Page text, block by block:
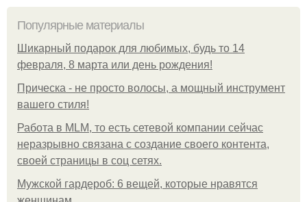
Популярные материалы
Шикарный подарок для любимых, будь то 14
февраля, 8 марта или день рождения!
Прическа - не просто волосы, а мощный инструмент
вашего стиля!
Работа в MLM, то есть сетевой компании сейчас
неразрывно связана с создание своего контента,
своей страницы в соц сетях.
Мужской гардероб: 6 вещей, которые нравятся